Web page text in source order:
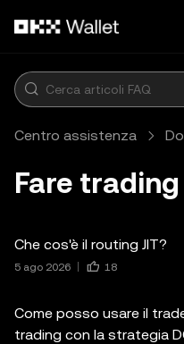
Centro assistenza
Fare trading
Che cos'è il routing JIT?
5 ago 2026 18
Come posso usare il
trading con la strategia